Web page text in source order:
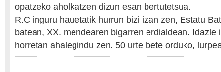
opatzeko aholkatzen dizun esan bertutetsua.
R.C inguru hauetatik hurrun bizi izan zen, Estatu
batean, XX. mendearen bigarren erdialdean. Idazle
horretan ahalegindu zen. 50 urte bete orduko,